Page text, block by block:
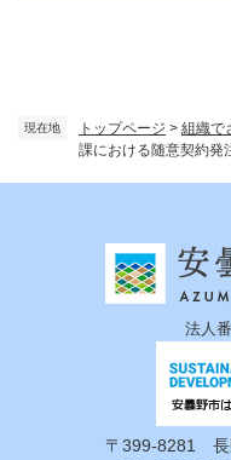
現在地 トップページ > 組織で
課における随意契約発
法人
〒399-8281 長